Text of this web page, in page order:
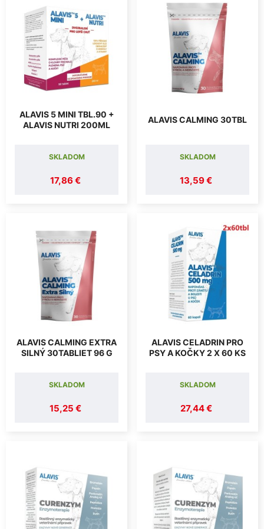
ALAVIS 5 MINI TBL.90 +
ALAVIS NUTRI 200ML
17,86 €
SKLADOM
ALAVIS CALMING 30TBL
13,59 €
SKLADOM
ALAVIS CALMING EXTRA
SILNÝ 30TABLIET 96 G
15,25 €
SKLADOM
ALAVIS CELADRIN PRO
PSY A KOČKY 2 X 60 KS
27,44 €
SKLADOM